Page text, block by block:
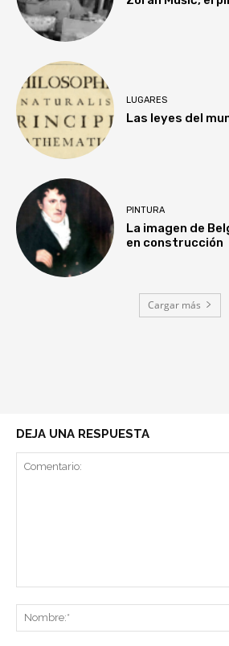
LUGARES
Las leyes del
PINTURA
La imagen de
en construcción
Cargar más
DEJA UNA RESPUESTA